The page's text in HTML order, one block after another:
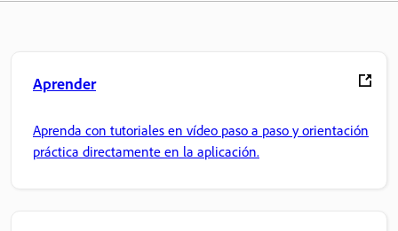
Aprender
Aprenda con tutoriales en vídeo paso a paso y orientación
práctica directamente en la aplicación.